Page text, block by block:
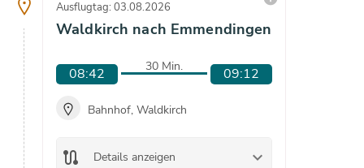
Ausflugtag: 03.08.2026
Waldkirch nach Emmendingen
08:42 30 Min. 09:12
Bahnhof, Waldkirch
route Details anzeigen keyboard_arrow_down